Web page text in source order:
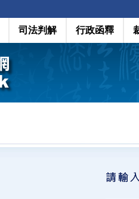
司法判解 行政函釋